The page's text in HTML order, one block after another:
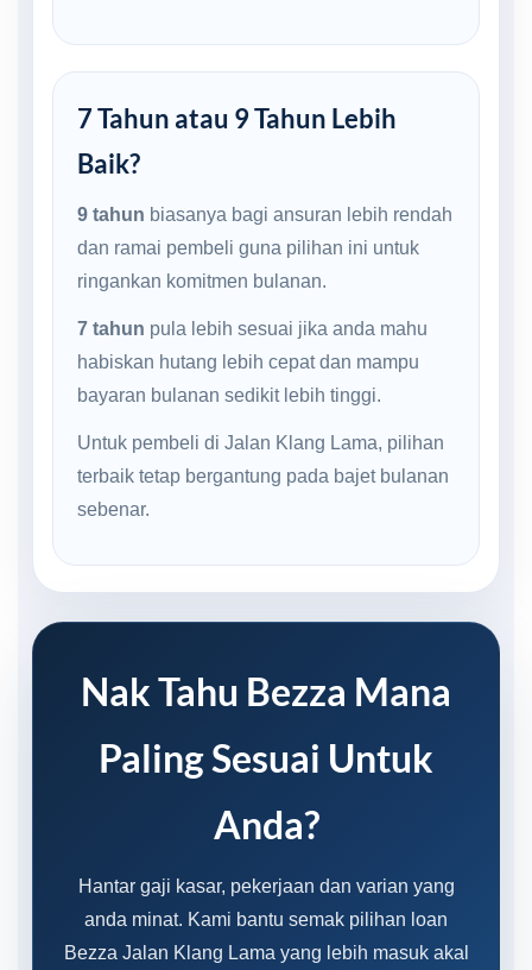
7 Tahun atau 9 Tahun Lebih
Baik?
9 tahun biasanya bagi ansuran lebih rendah
dan ramai pembeli guna pilihan ini untuk
ringankan komitmen bulanan.
7 tahun pula lebih sesuai jika anda mahu
habiskan hutang lebih cepat dan mampu
bayaran bulanan sedikit lebih tinggi.
Untuk pembeli di Jalan Klang Lama, pilihan
terbaik tetap bergantung pada bajet bulanan
sebenar.
Nak Tahu Bezza Mana
Paling Sesuai Untuk
Anda?
Hantar gaji kasar, pekerjaan dan varian yang
anda minat. Kami bantu semak pilihan loan
Bezza Jalan Klang Lama yang lebih masuk akal